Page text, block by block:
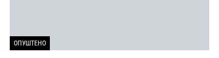
ОПУШТЕНО